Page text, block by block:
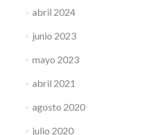
abril 2024
junio 2023
mayo 2023
abril 2021
agosto 2020
julio 2020